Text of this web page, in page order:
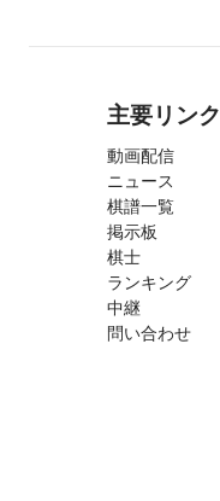
主要リンク
動画配信
ニュース
棋譜一覧
掲示板
棋士
ランキング
中継
問い合わせ